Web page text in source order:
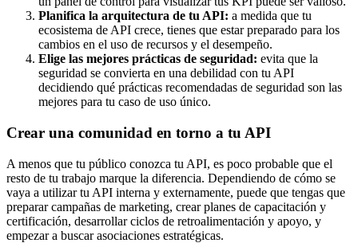
Planifica la arquitectura de tu API: a medida que tu
ecosistema de API crece, tienes que estar preparado para los
cambios en el uso de recursos y el desempeño.
Elige las mejores prácticas de seguridad: evita que la
seguridad se convierta en una debilidad con tu API
decidiendo qué prácticas recomendadas de seguridad son las
mejores para tu caso de uso único.
Crear una comunidad en torno a tu API
A menos que tu público conozca tu API, es poco probable que el
resto de tu trabajo marque la diferencia. Dependiendo de cómo se
vaya a utilizar tu API interna y externamente, puede que tengas que
preparar campañas de marketing, crear planes de capacitación y
certificación, desarrollar ciclos de retroalimentación y apoyo, y
empezar a buscar asociaciones estratégicas.